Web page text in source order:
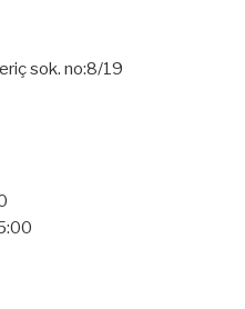
sok. no:8/19